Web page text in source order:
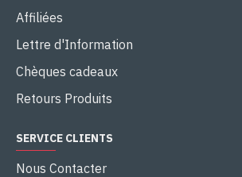
Affiliées
Lettre d'Information
Chèques cadeaux
Retours Produits
SERVICE CLIENTS
Nous Contacter